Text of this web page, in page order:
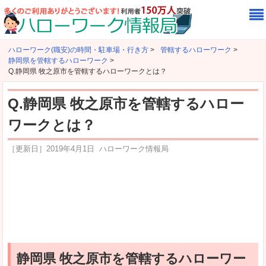
ハローワーク(職安)の時間・駐車場・行き方 > 管轄するハローワーク >
静岡県を管轄するハローワーク >
Q.静岡県 牧之原市を管轄するハローワークとは？
Q.静岡県 牧之原市を管轄するハロー
ワークとは？
［更新日］ 2019年4月1日 ハローワーク情報局
静岡県 牧之原市を管轄するハローワー